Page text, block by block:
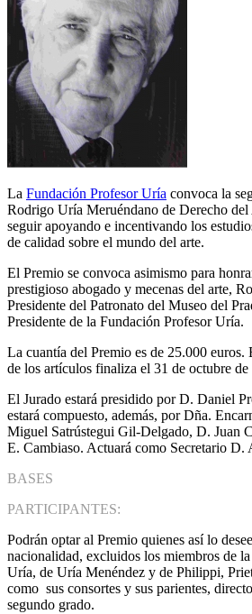
La Fundación Profesor Uría convoca la
Rodrigo Uría Meruéndano de Derecho
seguir apoyando e incentivando los
de calidad sobre el mundo del arte.
El Premio se convoca asimismo para
prestigioso abogado y mecenas del arte,
Presidente del Patronato del Museo del
Presidente de la Fundación Profesor Uría.
La cuantía del Premio es de 25.000 euros.
de los artículos finaliza el 31 de octubre de
El Jurado estará presidido por D. Daniel
estará compuesto, además, por Dña.
Miguel Satrústegui Gil-Delgado, D. Juan
E. Cambiaso. Actuará como Secretario D.
BASES
PARTICIPANTES:
Podrán optar al Premio quienes así lo
nacionalidad, excluidos los miembros de
Uría, de Uría Menéndez y de Philippi,
como sus consortes y sus parientes,
segundo grado.